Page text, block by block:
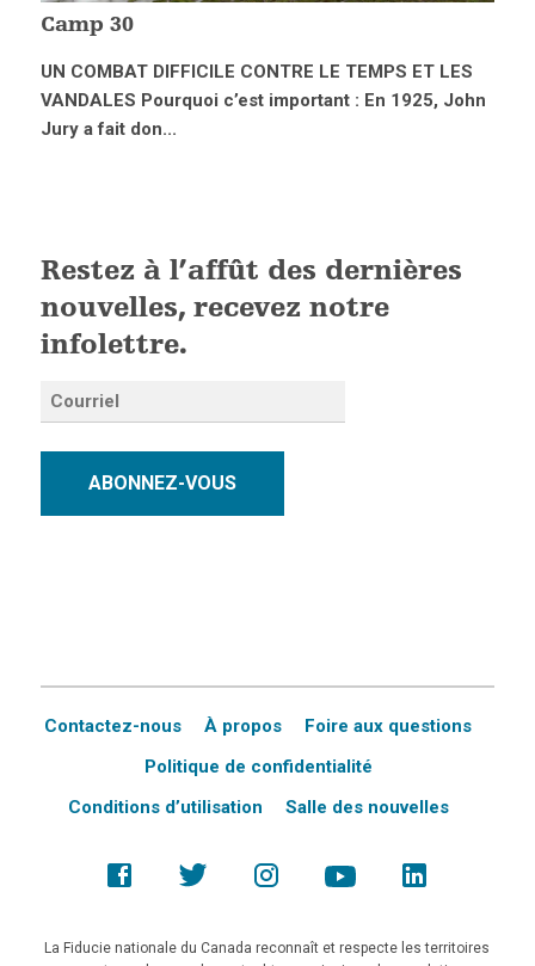
Camp 30
UN COMBAT DIFFICILE CONTRE LE TEMPS ET LES
VANDALES Pourquoi c’est important : En 1925, John
Jury a fait don...
Restez à l’affût des dernières
nouvelles, recevez notre
infolettre.
ABONNEZ-VOUS
Contactez-nous À propos
Foire aux questions
Politique de confidentialité
Conditions d’utilisation
Salle des nouvelles
La Fiducie nationale du Canada reconnaît et respecte les territoires